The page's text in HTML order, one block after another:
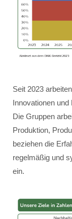
Seit 2023
Innovationen
Die Gruppen
Produktion,
beziehen die
regelmäßig und
ein.